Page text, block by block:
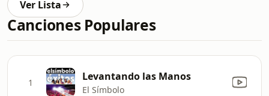
Ver Lista
Canciones Populares
1 Levantando las Manos
El Símbolo